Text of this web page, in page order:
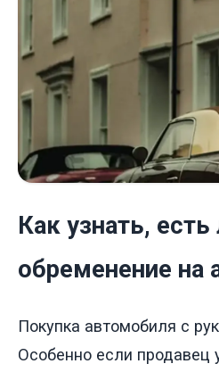
Как узнать, есть
обременение на
Покупка автомобиля с
Особенно если продавец